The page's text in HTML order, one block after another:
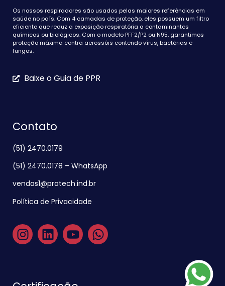
Os nossos respiradores são usados pelas maiores referências em
saúde no país. Com 4 camadas de proteção, eles possuem um filtro
eficiente que reduz a exposição respiratória a contaminantes
químicos ou biológicos. Com o modelo PFF2/P2 ou N95, garantimos
proteção máxima contra aerossóis contendo vírus, bactérias e
fungos.
Baixe o Guia de PPR
Contato
(51) 2470.0179
(51) 2470.0178 – WhatsApp
vendas1@protech.ind.br
Política de Privacidade